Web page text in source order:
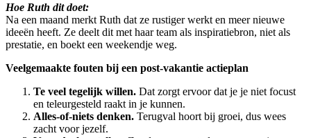
Hoe Ruth dit doet:
Na een maand merkt Ruth dat ze rustiger werkt en meer nieuwe
ideeën heeft. Ze deelt dit met haar team als inspiratiebron, niet als
prestatie, en boekt een weekendje weg.
Veelgemaakte fouten bij een post-vakantie actieplan
Te veel tegelijk willen. Dat zorgt ervoor dat je je niet focust
en teleurgesteld raakt in je kunnen.
Alles-of-niets denken. Terugval hoort bij groei, dus wees
zacht voor jezelf.